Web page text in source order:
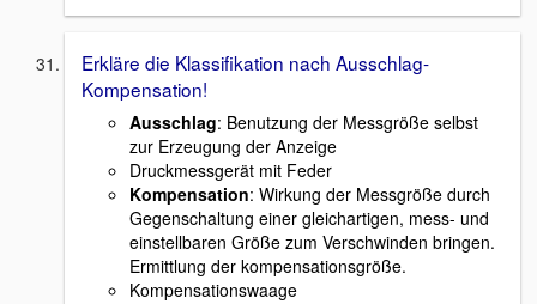
Erkläre die Klassifikation nach Ausschlag-
Kompensation!
Ausschlag: Benutzung der Messgröße selbst
zur Erzeugung der Anzeige
Druckmessgerät mit Feder
Kompensation: Wirkung der Messgröße durch
Gegenschaltung einer gleichartigen, mess- und
einstellbaren Größe zum Verschwinden bringen.
Ermittlung der kompensationsgröße.
Kompensationswaage